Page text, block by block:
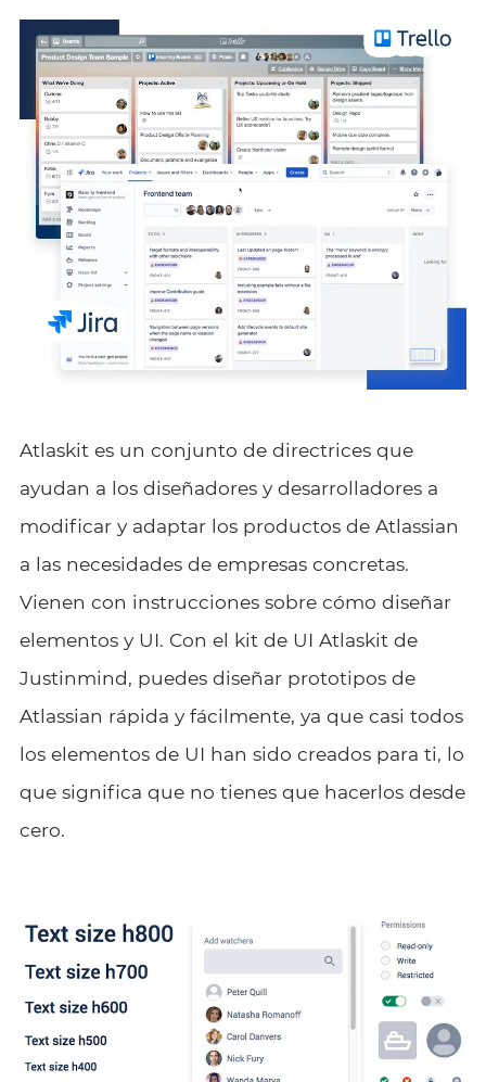
Atlaskit es un conjunto de directrices que
ayudan a los diseñadores y desarrolladores a
modificar y adaptar los productos de Atlassian
a las necesidades de empresas concretas.
Vienen con instrucciones sobre cómo diseñar
elementos y UI. Con el kit de UI Atlaskit de
Justinmind, puedes diseñar prototipos de
Atlassian rápida y fácilmente, ya que casi todos
los elementos de UI han sido creados para ti, lo
que significa que no tienes que hacerlos desde
cero.